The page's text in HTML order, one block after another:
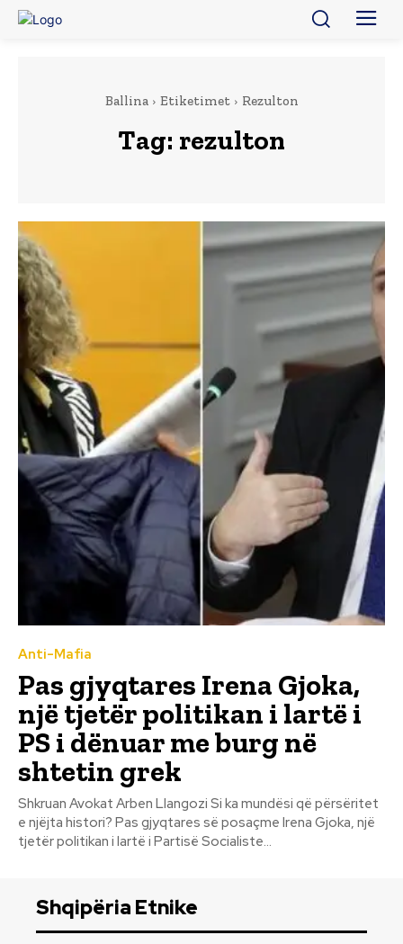
Ballina Etiketimet Rezulton
Tag: rezulton
Anti-Mafia
Pas gjyqtares Irena Gjoka,
një tjetër politikan i lartë i
PS i dënuar me burg në
shtetin grek
Shkruan Avokat Arben Llangozi Si ka mundësi që përsëritet
e njëjta histori? Pas gjyqtares së posaçme Irena Gjoka, një
tjetër politikan i lartë i Partisë Socialiste...
Shqipëria Etnike